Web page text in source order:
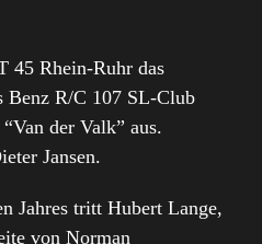
45 Rhein-Ruhr das
Benz R/C 107 SL-Club
der Valk” aus.
Jansen.
Jahres tritt Hubert Lange,
von Norman